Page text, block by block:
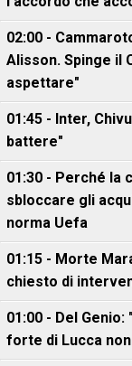
02:00 -
Alisson. Spinge il
aspettare"
01:45 - Inter,
battere"
01:30 - Perché la
sbloccare gli
norma Uefa
01:15 - Morte
chiesto di
01:00 - Del
forte di Lucca